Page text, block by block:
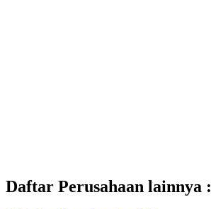
Daftar Perusahaan lainnya :